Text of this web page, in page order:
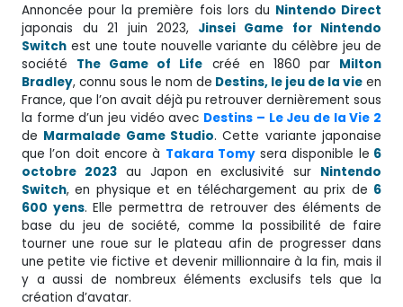
Annoncée pour la première fois lors du Nintendo Direct
japonais du 21 juin 2023, Jinsei Game for Nintendo
Switch est une toute nouvelle variante du célèbre jeu de
société The Game of Life créé en 1860 par Milton
Bradley, connu sous le nom de Destins, le jeu de la vie en
France, que l’on avait déjà pu retrouver dernièrement sous
la forme d’un jeu vidéo avec Destins – Le Jeu de la Vie 2
de Marmalade Game Studio. Cette variante japonaise
que l’on doit encore à Takara Tomysera disponible le 6
octobre 2023au Japon en exclusivité sur Nintendo
Switch, en physique et en téléchargement au prix de 6
600 yens. Elle permettra de retrouver des éléments de
base du jeu de société, comme la possibilité de faire
tourner une roue sur le plateau afin de progresser dans
une petite vie fictive et devenir millionnaire à la fin, mais il
y a aussi de nombreux éléments exclusifs tels que la
création d’avatar.